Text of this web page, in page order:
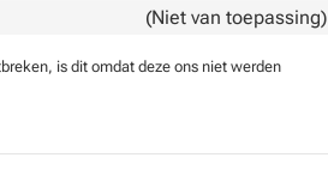
(Niet van toepassing)
is dit omdat deze ons niet werden